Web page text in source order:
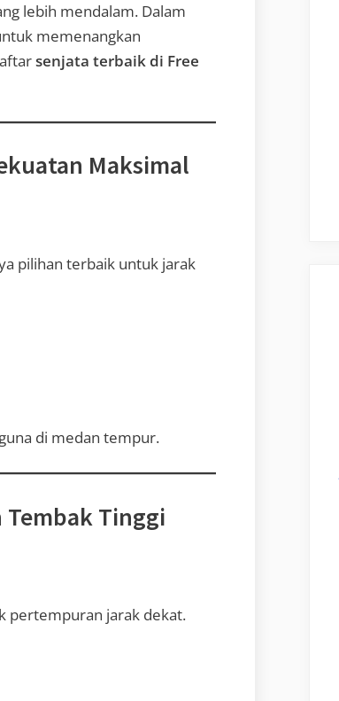
lebih mendalam. Dalam
memenangkan
senjata terbaik di Free
Maksimal
pilihan terbaik untuk jarak
di medan tempur.
Tembak Tinggi
pertempuran jarak dekat.